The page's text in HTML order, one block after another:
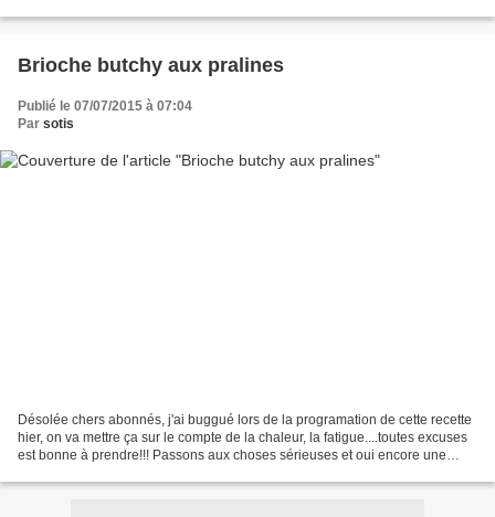
Brioche butchy aux pralines
Publié le 07/07/2015 à 07:04
Par sotis
Désolée chers abonnés, j'ai buggué lors de la programation de cette recette
hier, on va mettre ça sur le compte de la chaleur, la fatigue....toutes excuses
est bonne à prendre!!! Passons aux choses sérieuses et oui encore une